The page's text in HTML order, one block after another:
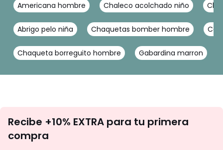
Americana hombre Chaleco acolchado niño
Abrigo pelo niña Chaquetas bomber hombre
Chaqueta borreguito hombre Gabardina marron
te
Recibe +10% EXTRA para tu primera
compra